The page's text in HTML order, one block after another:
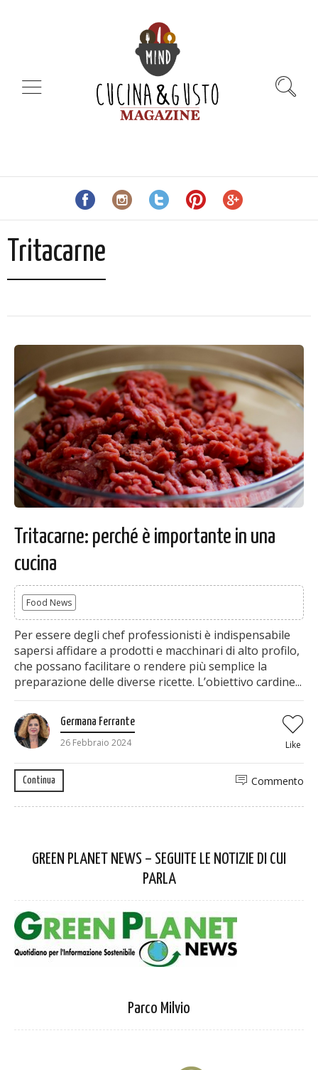
Tritacarne
Tritacarne: perché è importante in una
cucina
Food News
Per essere degli chef professionisti è indispensabile
sapersi affidare a prodotti e macchinari di alto profilo,
che possano facilitare o rendere più semplice la
preparazione delle diverse ricette. L’obiettivo cardine...
Germana Ferrante
26 Febbraio 2024
Like
Continua Commento
GREEN PLANET NEWS – SEGUITE LE NOTIZIE DI CUI
PARLA
Parco Milvio